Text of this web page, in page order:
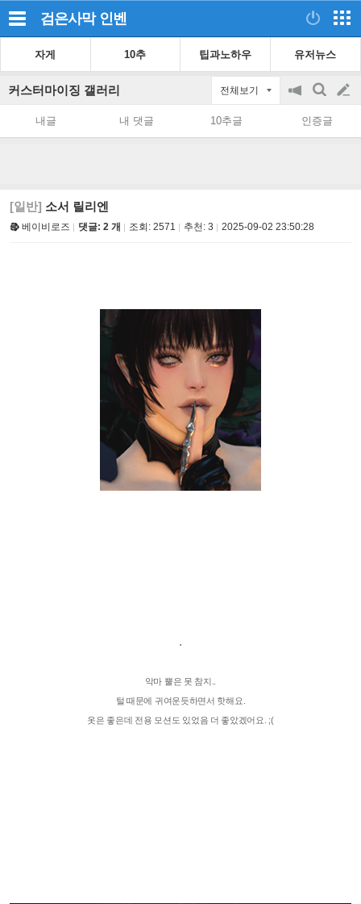
검은사막 인벤
자게 10추 팁과노하우 유저뉴스
커스터마이징 갤러리 전체보기
공
on/off
검
색
글
쓰
내글 내 댓글 10추글 인증글
[일반] 소서 릴리엔
베이비로즈 댓글: 2 개 조회: 2571 추천: 3 2025-09-02 23:50:28
.
악마 뿔은 못 참지..
털 때문에 귀여운듯하면서 핫해요.
옷은 좋은데 전용 모션도 있었음 더 좋았겠어요. ;(